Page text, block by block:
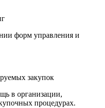
форм управления и
закупок
в организации,
процедурах.